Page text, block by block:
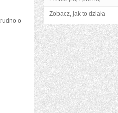
o
Zobacz, jak to działa